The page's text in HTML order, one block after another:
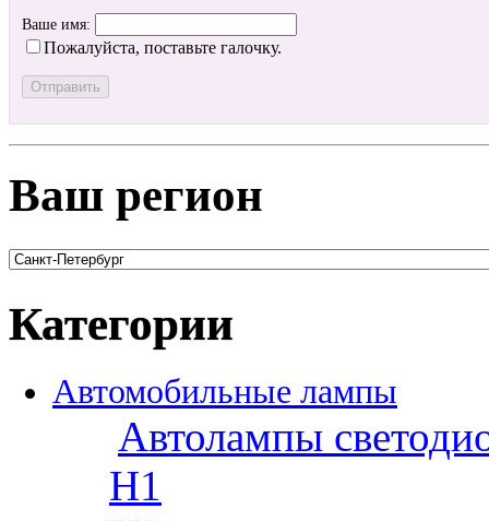
Ваше имя:
Пожалуйста, поставьте галочку.
Ваш регион
Категории
Автомобильные лампы
Автолампы
H1